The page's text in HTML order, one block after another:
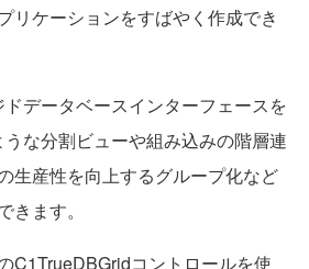
リケーションをすばやく作成でき
データベースインターフェースを
な分割ビューや組み込みの階層連
生産性を向上するグループ化など
きます。
C1TrueDBGridコントロールを使